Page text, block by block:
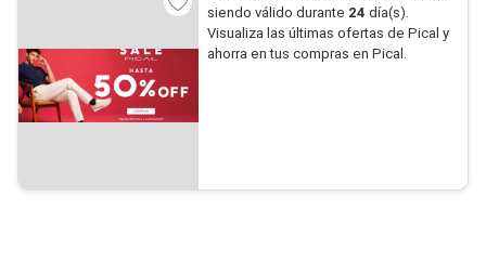
siendo válido durante 24 día(s).
Visualiza las últimas ofertas de Pical y
ahorra en tus compras en Pical.